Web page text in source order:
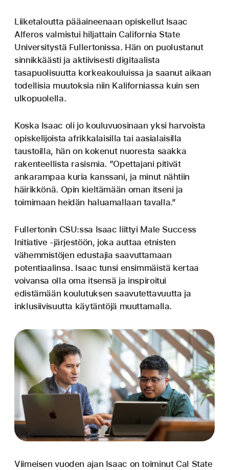
Liiketaloutta pääaineenaan opiskellut Isaac
Alferos valmistui hiljattain California State
Universitystä Fullertonissa. Hän on puolustanut
sinnikkäästi ja aktiivisesti digitaalista
tasapuolisuutta korkeakouluissa ja saanut aikaan
todellisia muutoksia niin Kaliforniassa kuin sen
ulkopuolella.
Koska Isaac oli jo kouluvuosinaan yksi harvoista
opiskelijoista afrikkalaisilla tai aasialaisilla
taustoilla, hän on kokenut nuoresta saakka
rakenteellista rasismia. ”Opettajani pitivät
ankarampaa kuria kanssani, ja minut nähtiin
häirikkönä. Opin kieltämään oman itseni ja
toimimaan heidän haluamallaan tavalla.”
Fullertonin CSU:ssa Isaac liittyi Male Success
Initiative ‑järjestöön, joka auttaa etnisten
vähemmistöjen edustajia saavuttamaan
potentiaalinsa. Isaac tunsi ensimmäistä kertaa
voivansa olla oma itsensä ja inspiroitui
edistämään koulutuksen saavutettavuutta ja
inklusiivisuutta käytäntöjä muuttamalla.
Viimeisen vuoden ajan Isaac on toiminut Cal State